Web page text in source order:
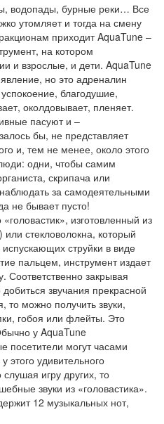
водопады, бурные реки… Все
утомляет и тогда на смену
приходит AquaTune –
на котором
и взрослые, и дети. AquaTune
но это адреналин
благодушие,
околдовывает, пленяет.
пасуют и –
бы, не представляет
и, тем не менее, около этого
одни, чтобы самим
скрипача или
за самодеятельными
не бывает пусто!
изготовленный из
или стекловолокна, который
струйки в виде
пальцем, инструмент издает
Соответственно закрывая
звучания прекрасной
то можно получить звуки,
гобоя или флейты. Это
у AquaTune
посетители могут часами
этого удивительного
игру других, то
звуки из «головастика».
12 музыкальных нот,